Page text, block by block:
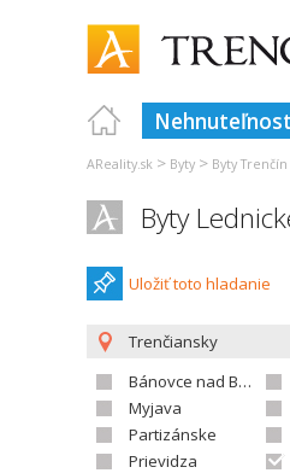
AReality.sk > Byty > Byty Trenčín
Byty
Uložiť toto hladanie
Trenčiansky
Bánovce nad Bebravou
Myjava
Partizánske
Prievidza